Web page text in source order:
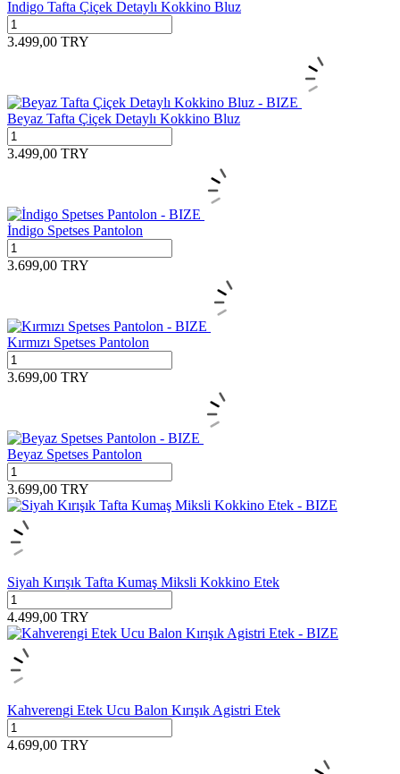
Indigo Tafta Çiçek Detaylı Kokkino Bluz
3.499,00 TRY
Beyaz Tafta Çiçek Detaylı Kokkino Bluz
3.499,00 TRY
İndigo Spetses Pantolon
3.699,00 TRY
Kırmızı Spetses Pantolon
3.699,00 TRY
Beyaz Spetses Pantolon
3.699,00 TRY
Siyah Kırışık Tafta Kumaş Miksli Kokkino Etek
4.499,00 TRY
Kahverengi Etek Ucu Balon Kırışık Agistri Etek
4.699,00 TRY